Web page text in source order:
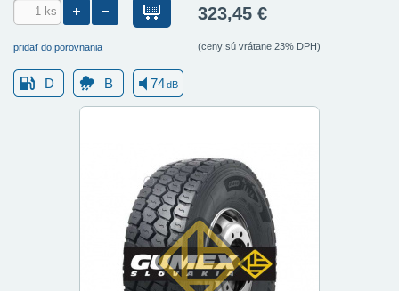
pridať do porovnania
323,45 €
(ceny sú vrátane 23% DPH)
D B 74dB